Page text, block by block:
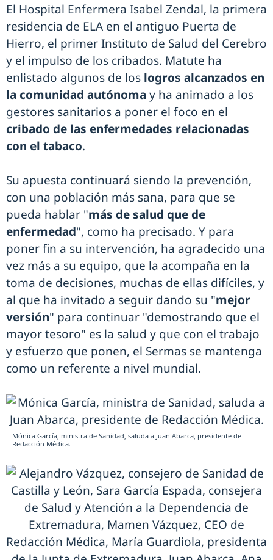
El Hospital Enfermera Isabel Zendal, la primera
residencia de ELA en el antiguo Puerta de
Hierro, el primer Instituto de Salud del Cerebro
y el impulso de los cribados. Matute ha
enlistado algunos de los logros alcanzados en
la comunidad autónoma y ha animado a los
gestores sanitarios a poner el foco en el
cribado de las enfermedades relacionadas
con el tabaco.
Su apuesta continuará siendo la prevención,
con una población más sana, para que se
pueda hablar "más de salud que de
enfermedad", como ha precisado. Y para
poner fin a su intervención, ha agradecido una
vez más a su equipo, que la acompaña en la
toma de decisiones, muchas de ellas difíciles, y
al que ha invitado a seguir dando su "mejor
versión" para continuar "demostrando que el
mayor tesoro" es la salud y que con el trabajo
y esfuerzo que ponen, el Sermas se mantenga
como un referente a nivel mundial.
Mónica García, ministra de Sanidad, saluda a Juan Abarca, presidente de
Redacción Médica.